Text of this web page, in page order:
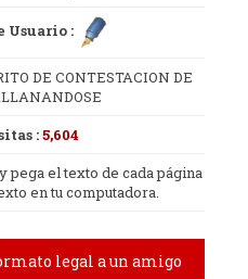
Usuario :
DE CONTESTACION DE
:5,604
pega el texto de cada página
en tu computadora.
legal a un amigo